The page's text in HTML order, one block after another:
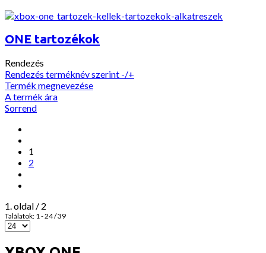
ONE tartozékok
Rendezés
Rendezés terméknév szerint -/+
Termék megnevezése
A termék ára
Sorrend
1
2
1. oldal / 2
Találatok: 1 - 24 / 39